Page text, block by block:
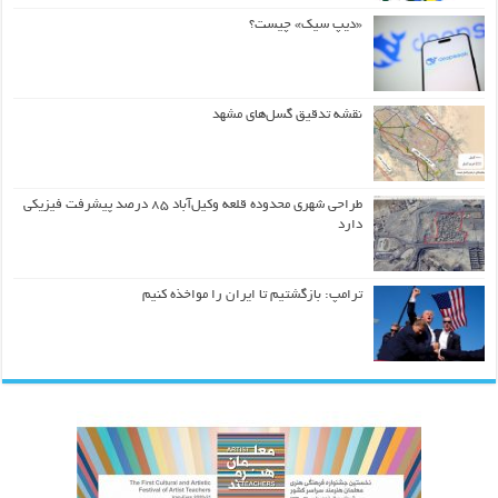
«دیپ سیک» چیست؟
نقشه تدقیق گسل‌های مشهد
طراحی شهری محدوده قلعه وکیل‌آباد ۸۵ درصد پیشرفت فیزیکی
دارد
ترامپ: بازگشتیم تا ایران را مواخذه کنیم